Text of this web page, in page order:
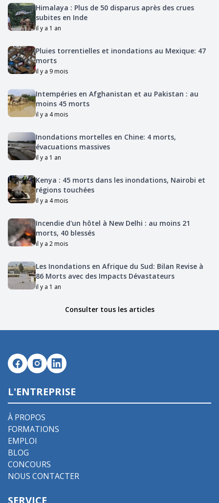
Himalaya : Plus de 50 disparus après des crues
subites en Inde
il y a 1 an
Pluies torrentielles et inondations au Mexique: 47
morts
il y a 9 mois
Intempéries en Afghanistan et au Pakistan : au
moins 45 morts
il y a 4 mois
Inondations mortelles en Chine: 4 morts,
évacuations massives
il y a 1 an
Kenya : 45 morts dans les inondations, Nairobi et
régions touchées
il y a 4 mois
Incendie d'un hôtel à New Delhi : au moins 21
morts, 40 blessés
il y a 2 mois
Les Inondations en Afrique du Sud: Bilan Revise à
86 Morts avec des Impacts Dévastateurs
il y a 1 an
Consulter tous les articles
L'ENTREPRISE
À PROPOS
FORMATIONS
EMPLOI
BLOG
CONCOURS
NOUS CONTACTER
SERVICE